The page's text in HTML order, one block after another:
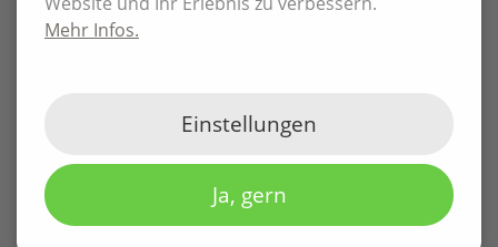
P3N MARKETING GMBH offiziell
präqualifiziert durch DIHK und
damit zertifiziert für öffentliche
Aufträge
Mehr Infos.
Einstellungen
Ja, gern